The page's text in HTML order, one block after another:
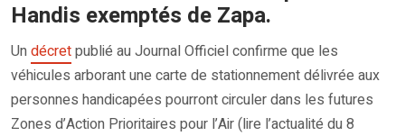
Handis exemptés de Zapa.
Undécretpublié au Journal Officiel confirme que les
véhicules arborant une carte de stationnement délivrée aux
personnes handicapées pourront circuler dans les futures
Zones d’Action Prioritaires pour l’Air (lire l’actualité du 8